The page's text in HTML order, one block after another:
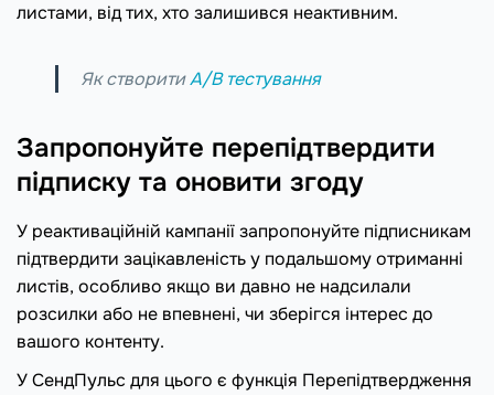
листами, від тих, хто залишився неактивним.
Як створитиA/B тестування
Запропонуйте перепідтвердити
підписку та оновити згоду
У реактиваційній кампанії запропонуйте підписникам
підтвердити зацікавленість у подальшому отриманні
листів, особливо якщо ви давно не надсилали
розсилки або не впевнені, чи зберігся інтерес до
вашого контенту.
У СендПульс для цього є функція Перепідтвердження